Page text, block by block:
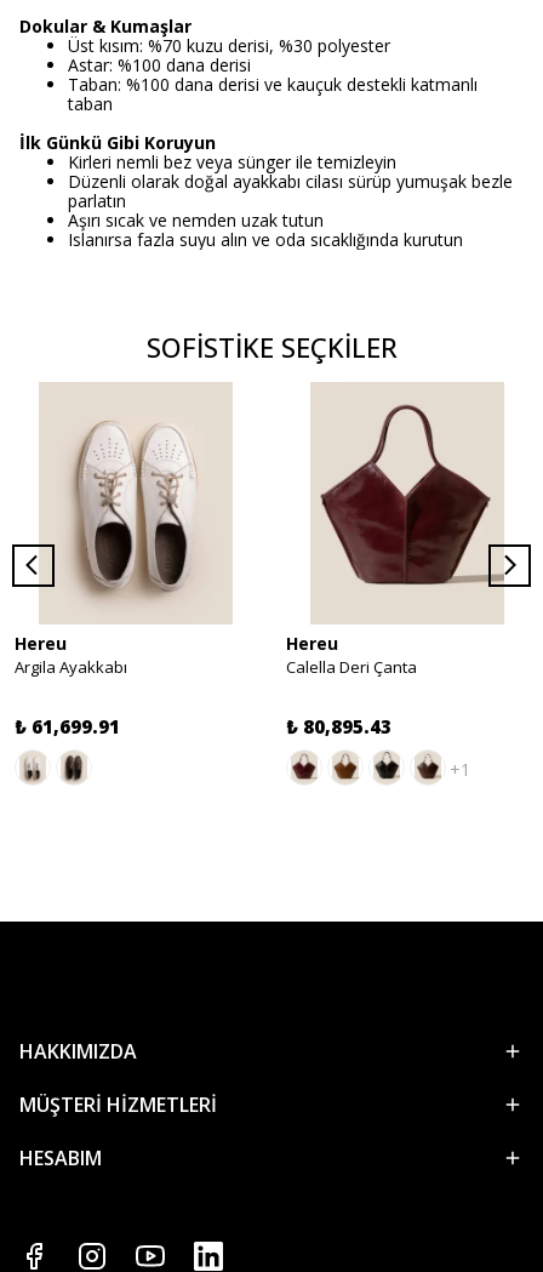
Dokular & Kumaşlar
Üst kısım: %70 kuzu derisi, %30 polyester
Astar: %100 dana derisi
Taban: %100 dana derisi ve kauçuk destekli katmanlı
taban
İlk Günkü Gibi Koruyun
Kirleri nemli bez veya sünger ile temizleyin
Düzenli olarak doğal ayakkabı cilası sürüp yumuşak bezle
parlatın
Aşırı sıcak ve nemden uzak tutun
Islanırsa fazla suyu alın ve oda sıcaklığında kurutun
SOFİSTİKE SEÇKİLER
Hereu
Argila Ayakkabı
₺ 61,699.91
Hereu
Calella Deri Çanta
₺ 80,895.43
+1
HAKKIMIZDA
MÜŞTERİ HİZMETLERİ
HESABIM